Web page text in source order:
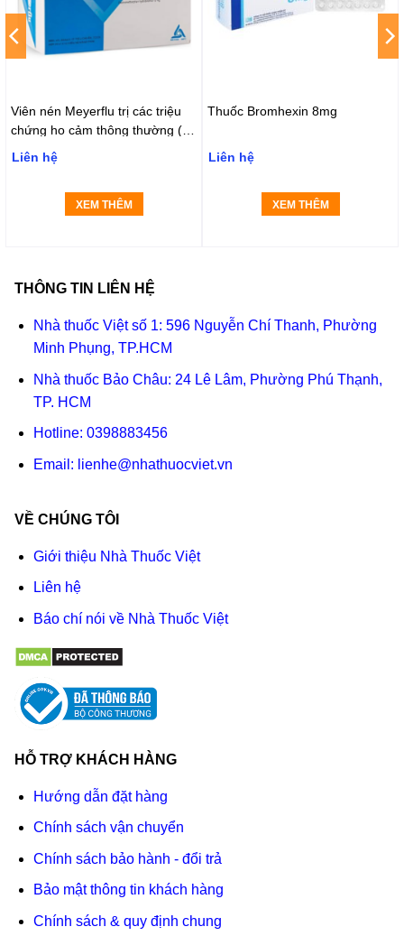
Viên nén Meyerflu trị các triệu
chứng ho cảm thông thường (10
vỉ x 10 viên)
Liên hệ
XEM THÊM
Thuốc Bromhexin 8mg
Liên hệ
XEM THÊM
THÔNG TIN LIÊN HỆ
Nhà thuốc Việt số 1: 596 Nguyễn Chí Thanh, Phường
Minh Phụng, TP.HCM
Nhà thuốc Bảo Châu: 24 Lê Lâm, Phường Phú Thạnh,
TP. HCM
Hotline: 0398883456
Email: lienhe@nhathuocviet.vn
VỀ CHÚNG TÔI
Giới thiệu Nhà Thuốc Việt
Liên hệ
Báo chí nói về Nhà Thuốc Việt
HỖ TRỢ KHÁCH HÀNG
Hướng dẫn đặt hàng
Chính sách vận chuyển
Chính sách bảo hành - đổi trả
Bảo mật thông tin khách hàng
Chính sách & quy định chung